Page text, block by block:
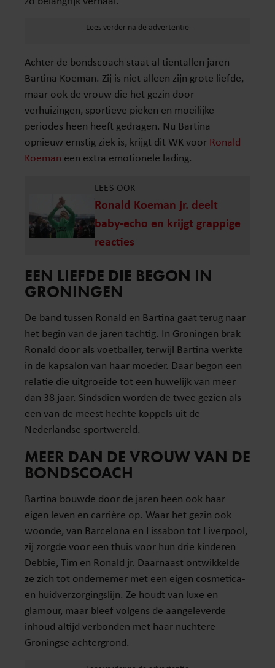
Achter de bondscoach staat al tientallen jaren
Bartina Koeman. Zij is niet alleen zijn grote liefde,
maar ook de vrouw die het gezin door
verhuizingen, sportieve pieken en moeilijke
periodes heen heeft gedragen. Nu Bartina
opnieuw ernstig ziek is, krijgt dit WK voor Ronald
Koeman een extra emotionele lading.
LEES OOK
Ronald Koeman jr. deelt
baby-echo en krijgt grappige
reacties
EEN LIEFDE DIE BEGON IN
GRONINGEN
De band tussen Ronald en Bartina gaat terug naar
het begin van de jaren tachtig. In Groningen brak
Ronald door als voetballer, terwijl Bartina werkte
in de kapsalon van haar moeder. Daar begon een
relatie die uitgroeide tot een huwelijk van meer
dan 38 jaar. Sindsdien worden de twee gezien als
een van de meest hechte koppels uit de
Nederlandse sportwereld.
MEER DAN DE VROUW VAN DE
BONDSCOACH
Bartina bouwde door de jaren heen ook haar
eigen leven en carrière op. Waar het gezin ook
woonde, van Barcelona en Lissabon tot Liverpool,
zij zorgde voor een thuis voor hun drie kinderen
Debbie, Tim en Ronald jr. Daarnaast ontwikkelde
ze zich tot ondernemer met een eigen cosmetica-
en huidverzorgingslijn. Ze houdt van luxe en
glamour, maar bleef volgens de aangeleverde
inhoud altijd verbonden met haar nuchtere
Groningse achtergrond.